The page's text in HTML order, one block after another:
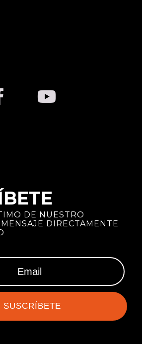
DE NUESTRO
DIRECTAMENTE
SUSCRÍBETE